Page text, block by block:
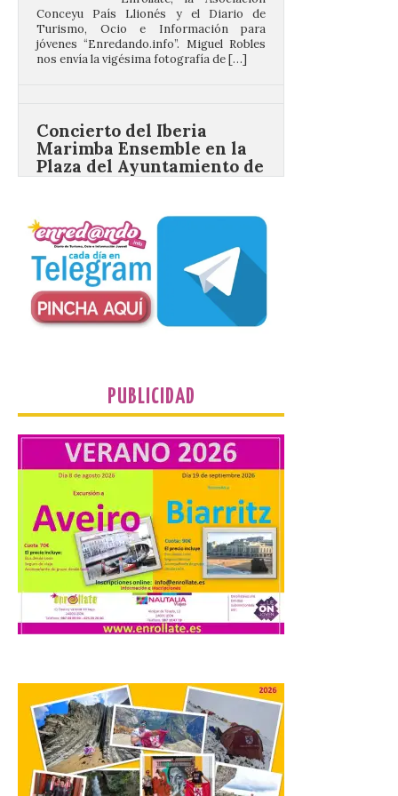
jóvenes “Enredando.info”. Miguel Robles
nos envía la vigésima fotografía de […]
Plaza del Ayuntamiento de
Ponferrada
9 Ago 2026
Iberia Marimba es un es
un encuentro
internacional que se
celebra en el mes de
agosto en la localidad
gallega de Merza, dedicado a la marimba y
la música de cámara. La Plaza del
2026 vuelve a situarse
como uno de los
principales motores
económicos y turísticos de
Madrid
9 Ago 2026
El gasto total aumentó un
1,4 % respecto al año
pasado y un 4,6 % frente a
gasto, con un 25,9 % del total, seguido por
restauración […]
La Feria del Motor abre
PUBLICIDAD